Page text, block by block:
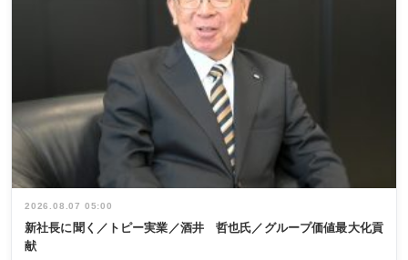
2026.08.07 05:00
新社長に聞く／トピー実業／酒井 哲也氏／グループ価値最大化貢
献